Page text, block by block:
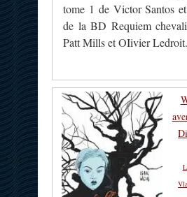
tome 1 de Victor Santos
de la BD Requiem
Patt Mills et OIivier Ledroit.